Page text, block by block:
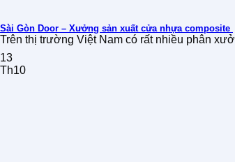
Sài Gòn Door – Xưởng sản xuất cửa nhựa composite
Trên thị trường Việt Nam có rất nhiều phân
13
Th10